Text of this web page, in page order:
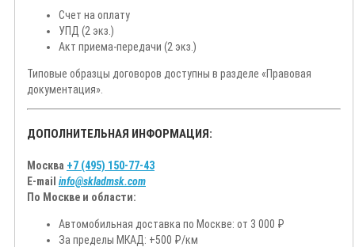
Счет на оплату
УПД (2 экз.)
Акт приема-передачи (2 экз.)
Типовые образцы договоров доступны в разделе «Правовая
документация».
ДОПОЛНИТЕЛЬНАЯ ИНФОРМАЦИЯ:
Москва +7 (495) 150-77-43
E-mail info@skladmsk.com
По Москве и области:
Автомобильная доставка по Москве: от 3 000 ₽
За пределы МКАД: +500 ₽/км